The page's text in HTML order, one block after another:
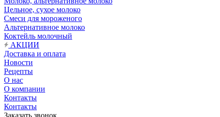
Цельное, сухое молоко
Смеси для мороженого
Альтернативное молоко
Коктейль молочный
АКЦИИ
Доставка и оплата
Новости
Рецепты
О нас
О компании
Контакты
Контакты
Заказать звонок